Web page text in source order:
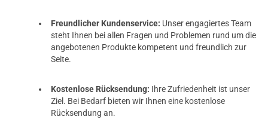
Freundlicher Kundenservice: Unser engagiertes Team
steht Ihnen bei allen Fragen und Problemen rund um die
angebotenen Produkte kompetent und freundlich zur
Seite.
Kostenlose Rücksendung: Ihre Zufriedenheit ist unser
Ziel. Bei Bedarf bieten wir Ihnen eine kostenlose
Rücksendung an.